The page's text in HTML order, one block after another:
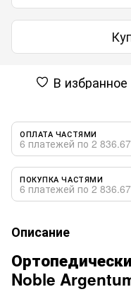
В избранное
ОПЛАТА ЧАСТЯМИ
6 платежей по 2
ПОКУПКА ЧАСТЯМИ
6 платежей по 2
Описание
Noble